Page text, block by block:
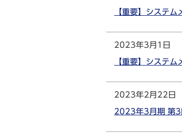
【重要】システ
2023年3月1日
【重要】システ
2023年2月22日
2023年3月期 第